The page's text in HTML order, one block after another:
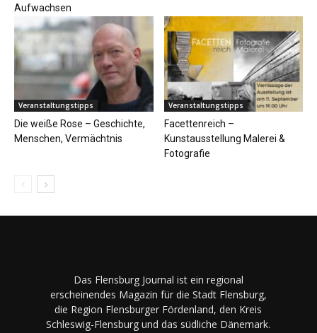
Aufwachsen
Veranstaltungstipps
Die weiße Rose – Geschichte,
Menschen, Vermächtnis
Veranstaltungstipps
Facettenreich –
Kunstausstellung Malerei &
Fotografie
Das Flensburg Journal ist ein regional
erscheinendes Magazin für die Stadt Flensburg,
die Region Flensburger Fördenland, den Kreis
Schleswig-Flensburg und das südliche Dänemark.